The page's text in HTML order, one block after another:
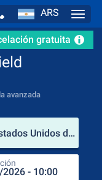
ARS
gratuita
avanzada
Boeing Field (Washington / Estados Unidos de América)